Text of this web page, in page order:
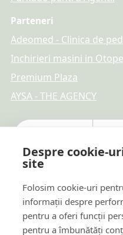
Despre cookie-
site
Folosim cookie-uri
informații despre
pentru a oferi funcții
pentru a îmbunătăți
Parteneri
Adeomed - Clinica de
Inchirieri masini in
Premium Plaza
AYSA - THE AGENCY